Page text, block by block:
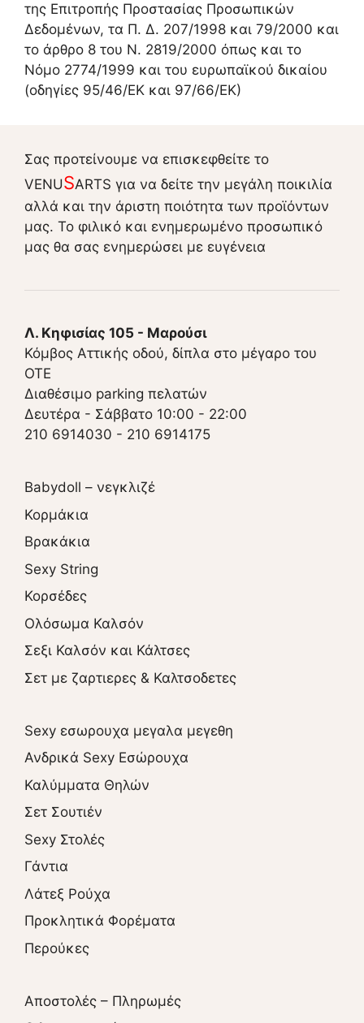
της Επιτροπής Προστασίας Προσωπικών
Δεδομένων, τα Π. Δ. 207/1998 και 79/2000 και
το άρθρο 8 του Ν. 2819/2000 όπως και το
Νόμο 2774/1999 και του ευρωπαϊκού δικαίου
(οδηγίες 95/46/ΕΚ και 97/66/ΕΚ)
Σας προτείνουμε να επισκεφθείτε το
VENUSARTS για να δείτε την μεγάλη ποικιλία
αλλά και την άριστη ποιότητα των προϊόντων
μας. Το φιλικό και ενημερωμένο προσωπικό
μας θα σας ενημερώσει με ευγένεια
Λ. Κηφισίας 105 - Μαρούσι
Κόμβος Αττικής οδού, δίπλα στο μέγαρο του
ΟΤΕ
Διαθέσιμο parking πελατών
Δευτέρα - Σάββατο 10:00 - 22:00
210 6914030 - 210 6914175
Babydoll – νεγκλιζέ
Κορμάκια
Βρακάκια
Sexy String
Κορσέδες
Ολόσωμα Καλσόν
Σεξι Καλσόν και Κάλτσες
Σετ με ζαρτιερες & Καλτσοδετες
Sexy εσωρουχα μεγαλα μεγεθη
Ανδρικά Sexy Εσώρουχα
Καλύμματα Θηλών
Σετ Σουτιέν
Sexy Στολές
Γάντια
Λάτεξ Ρούχα
Προκλητικά Φορέματα
Περούκες
Αποστολές – Πληρωμές